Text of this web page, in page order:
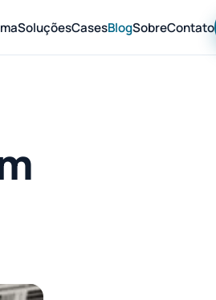
SoluçõesCasesBlogSobreContato